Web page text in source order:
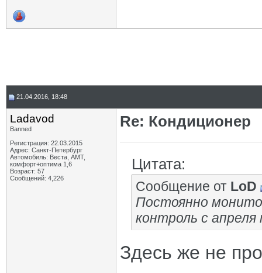
21.04.2016, 18:48
Ladavod
Banned
Регистрация: 22.03.2015
Адрес: Санкт-Петербург
Автомобиль: Веста, АМТ,
комфорт+оптима 1,6
Возраст: 57
Сообщений: 4,226
Re: Кондиционер
Цитата:
Сообщение от LoD
Постоянно
контроль с апреля
Здесь же не